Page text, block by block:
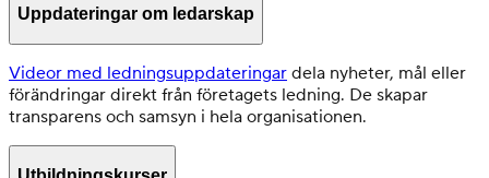
Uppdateringar om ledarskap
Videor med ledningsuppdateringar dela nyheter, mål eller
förändringar direkt från företagets ledning. De skapar
transparens och samsyn i hela organisationen.